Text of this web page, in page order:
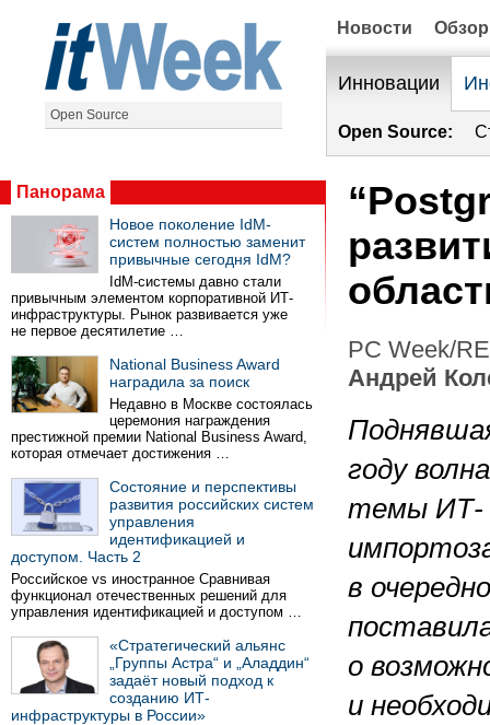
Open Source
Новости
Инновации
Open Source:
Панорама
Новое поколение IdM-
систем полностью заменит
привычные сегодня IdM?
IdM-системы давно стали
привычным элементом корпоративной ИТ-
инфраструктуры. Рынок развивается уже
не первое десятилетие …
National Business Award
наградила за поиск
Недавно в Москве состоялась
церемония награждения
престижной премии National Business Award,
которая отмечает достижения …
Состояние и перспективы
развития российских систем
управления
идентификацией и
доступом. Часть 2
Российское vs иностранное Сравнивая
функционал отечественных решений для
управления идентификацией и доступом …
«Стратегический альянс
„Группы Астра“ и „Аладдин“
задаёт новый подход к
созданию ИТ-
инфраструктуры в России»
PC Week/
Андрей
году
темы ИТ-
в
о
и